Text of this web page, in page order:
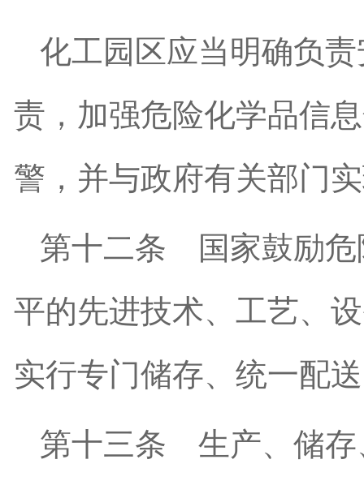
化工园区应当明确负
责，加强危险化学品信
警，并与政府有关部门
第十二条 国家鼓励危
平的先进技术、工艺、
实行专门储存、统一配
第十三条 生产、储存